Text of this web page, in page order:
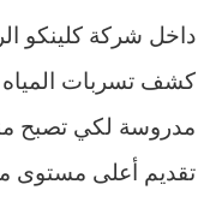
داخل شركة كلينكو
كشف تسربات
مدروسة لكي تصبح
تقديم أعلى مستوى